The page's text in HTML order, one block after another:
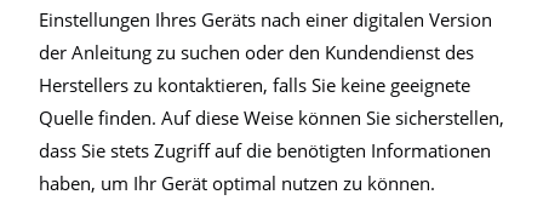
Einstellungen Ihres Geräts nach einer digitalen Version
der Anleitung zu suchen oder den Kundendienst des
Herstellers zu kontaktieren, falls Sie keine geeignete
Quelle finden. Auf diese Weise können Sie sicherstellen,
dass Sie stets Zugriff auf die benötigten Informationen
haben, um Ihr Gerät optimal nutzen zu können.